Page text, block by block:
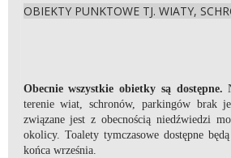
OBIEKTY PUNKTOWE TJ. WIATY,
Obecnie wszystkie obietky są dostępne.
terenie wiat, schronów, parkingów brak
związane jest z obecnością niedźwiedzi
okolicy. Toalety tymczasowe dostępne
końca września.